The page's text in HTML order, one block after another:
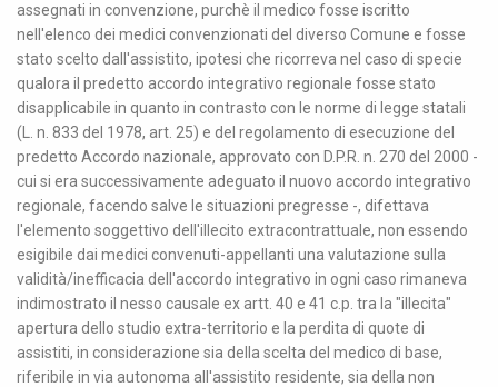
assegnati in convenzione, purchè il medico fosse iscritto
nell'elenco dei medici convenzionati del diverso Comune e fosse
stato scelto dall'assistito, ipotesi che ricorreva nel caso di specie
qualora il predetto accordo integrativo regionale fosse stato
disapplicabile in quanto in contrasto con le norme di legge statali
(L. n. 833 del 1978, art. 25) e del regolamento di esecuzione del
predetto Accordo nazionale, approvato con D.P.R. n. 270 del 2000 -
cui si era successivamente adeguato il nuovo accordo integrativo
regionale, facendo salve le situazioni pregresse -, difettava
l'elemento soggettivo dell'illecito extracontrattuale, non essendo
esigibile dai medici convenuti-appellanti una valutazione sulla
validità/inefficacia dell'accordo integrativo in ogni caso rimaneva
indimostrato il nesso causale ex artt. 40 e 41 c.p. tra la "illecita"
apertura dello studio extra-territorio e la perdita di quote di
assistiti, in considerazione sia della scelta del medico di base,
riferibile in via autonoma all'assistito residente, sia della non